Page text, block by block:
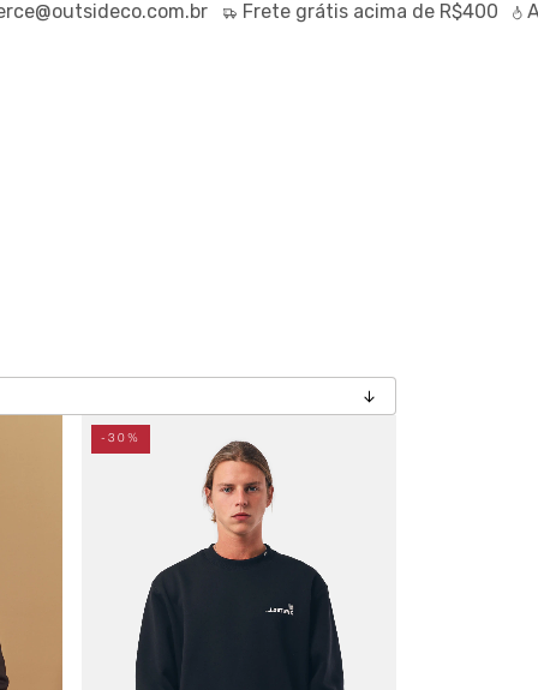
Fretegrátisacima de R$400 Até70%
-30%